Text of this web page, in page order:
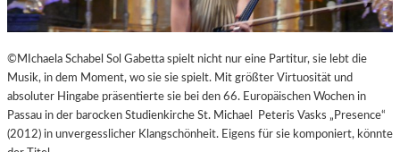
©MIchaela Schabel Sol Gabetta spielt nicht nur eine Partitur, sie lebt die
Musik, in dem Moment, wo sie sie spielt. Mit größter Virtuosität und
absoluter Hingabe präsentierte sie bei den 66. Europäischen Wochen in
Passau in der barocken Studienkirche St. Michael Peteris Vasks „Presence“
(2012) in unvergesslicher Klangschönheit. Eigens für sie komponiert, könnte